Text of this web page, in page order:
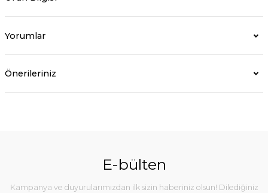
Yorumlar
Önerileriniz
E-bülten
Kampanya ve duyurularımızdan ilk sizin haberiniz olsun! Dilediğiniz